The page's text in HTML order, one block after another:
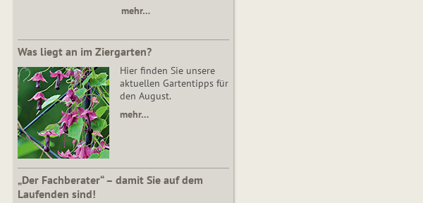
mehr…
Was liegt an im Ziergarten?
Hier finden Sie unsere
aktuellen Gartentipps für
den August.
mehr…
„Der Fachberater“ – damit Sie auf dem
Laufenden sind!